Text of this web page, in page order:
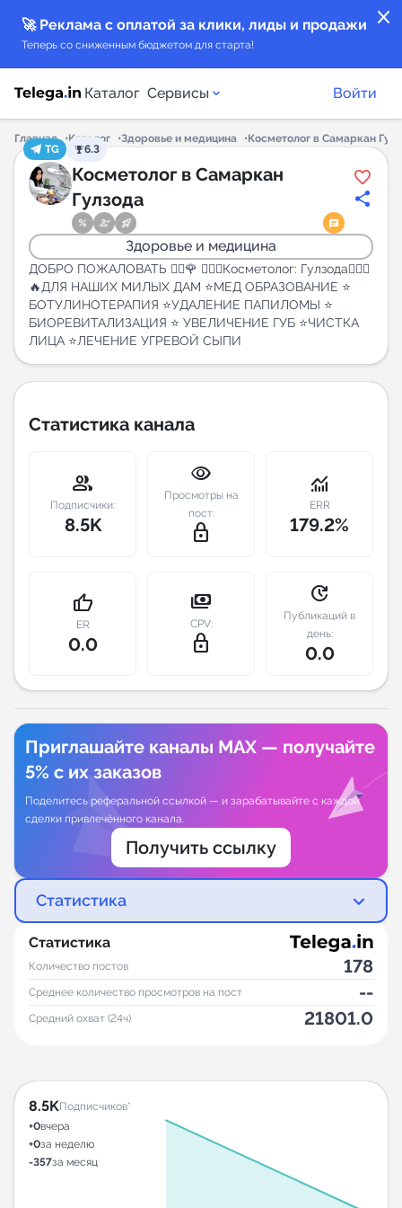
close
🚀 Реклама с оплатой за клики, лиды и продажи
Теперь со сниженным бюджетом для старта!
Каталог Сервисы
Каталог каналов
Каталог ботов
Горящие предложения
Индекс читаемости каналов в Telegram
New
Аналитика Telegram
Войти
Главная Каталог Здоровье и медицина
Косметолог в Самаркан
TG
6.3
Косметолог в Самаркан
Гулзода
Здоровье и медицина
ДОБРО ПОЖАЛОВАТЬ 🙋‍♀️🌹 👩🏻‍⚕️Косметолог: Гулзода👩🏻‍⚕️
🔥ДЛЯ НАШИХ МИЛЫХ ДАМ ⭐️МЕД ОБРАЗОВАНИЕ ⭐️
БОТУЛИНОТЕРАПИЯ ⭐️УДАЛЕНИЕ ПАПИЛОМЫ ⭐️
БИОРЕВИТАЛИЗАЦИЯ ⭐️ УВЕЛИЧЕНИЕ ГУБ ⭐️ЧИСТКА
ЛИЦА ⭐️ЛЕЧЕНИЕ УГРЕВОЙ СЫПИ
Статистика канала
group
Подписчики:
8.5K
visibility
Просмотры на
пост:
lock_outline
monitoring
ERR
179.2%
thumb_up
ER
0.0
payments
CPV:
lock_outline
update
Публикаций в
день:
0.0
Приглашайте каналы MAX — получайте
5% с их заказов
Поделитесь реферальной ссылкой — и зарабатывайте с каждой
сделки привлечённого канала.
Получить ссылку
Статистика
Статистика
Количество постов 178
Среднее количество просмотров на пост --
Средний охват (24ч) 21801.0
8.5KПодписчиков*
+0вчера
+0за неделю
-357за месяц